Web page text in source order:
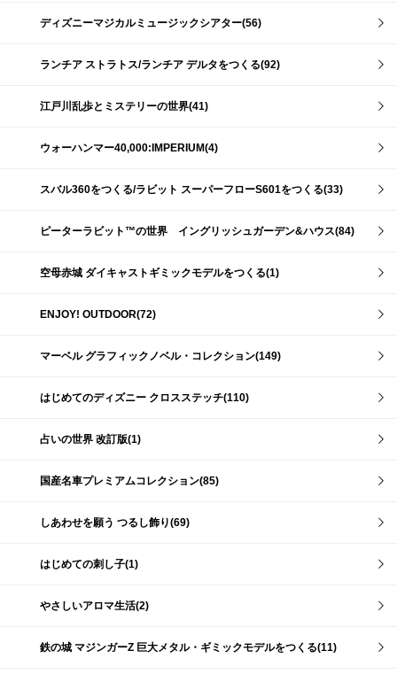
ディズニーマジカルミュージックシアター(56)
ランチア ストラトス/ランチア デルタをつくる(92)
江戸川乱歩とミステリーの世界(41)
ウォーハンマー40,000:IMPERIUM(4)
スバル360をつくる/ラビット スーパーフローS601をつくる(33)
ピーターラビット™の世界 イングリッシュガーデン&ハウス(84)
空母赤城 ダイキャストギミックモデルをつくる(1)
ENJOY! OUTDOOR(72)
マーベル グラフィックノベル・コレクション(149)
はじめてのディズニー クロスステッチ(110)
占いの世界 改訂版(1)
国産名車プレミアムコレクション(85)
しあわせを願う つるし飾り(69)
はじめての刺し子(1)
やさしいアロマ生活(2)
鉄の城 マジンガーZ 巨大メタル・ギミックモデルをつくる(11)